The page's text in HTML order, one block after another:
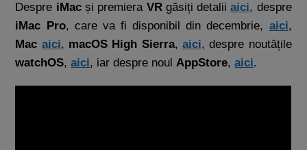
Despre iMacși premiera VRgăsiți detaliiaici, despre
iMac Pro, care va fi disponibil din decembrie, aici,
Mac aici, macOS High Sierra, aici, despre noutățile
watchOS,aici, iar despre noulAppStore,aici.